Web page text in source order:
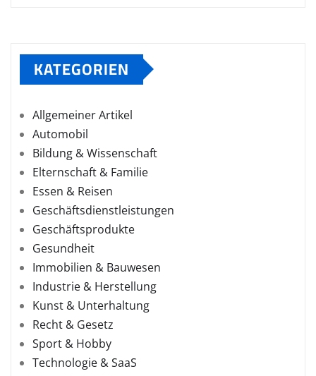
KATEGORIEN
Allgemeiner Artikel
Automobil
Bildung & Wissenschaft
Elternschaft & Familie
Essen & Reisen
Geschäftsdienstleistungen
Geschäftsprodukte
Gesundheit
Immobilien & Bauwesen
Industrie & Herstellung
Kunst & Unterhaltung
Recht & Gesetz
Sport & Hobby
Technologie & SaaS